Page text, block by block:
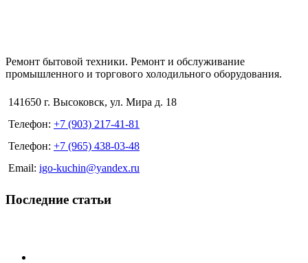
Ремонт бытовой техники. Ремонт и обслуживание
промышленного и торгового холодильного оборудования.
141650 г. Высоковск, ул. Мира д. 18
Телефон: +7 (903) 217-41-81
Телефон: +7 (965) 438-03-48
Email: igo-kuchin@yandex.ru
Последние статьи